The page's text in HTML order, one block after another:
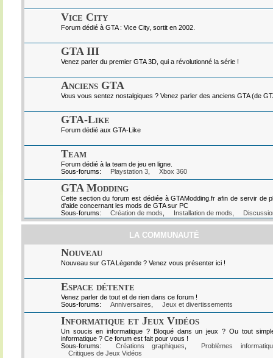
Vice City
Forum dédié à GTA : Vice City, sortit en 2002.
GTA III
Venez parler du premier GTA 3D, qui a révolutionné la série !
Anciens GTA
Vous vous sentez nostalgiques ? Venez parler des anciens GTA (de
GTA-Like
Forum dédié aux GTA-Like
Team
Forum dédié à la team de jeu en ligne.
Sous-forums:
Playstation 3, Xbox 360
GTA Modding
Cette section du forum est dédiée à GTAModding.fr afin de servir de
d'aide concernant les mods de GTA sur PC
Sous-forums:
Création de mods Installation de mods
LA COMMUNAUTÉ
Nouveau
Nouveau sur GTA Légende ? Venez vous présenter ici !
Espace détente
Venez parler de tout et de rien dans ce forum !
Sous-forums:
Anniversaires Jeux et divertissements
Informatique et Jeux Vidéos
Un soucis en informatique ? Bloqué dans un jeux ? Ou tout
informatique ? Ce forum est fait pour vous !
Sous-forums:
Créations graphiques
Problèmes
Critiques de Jeux Vidéos